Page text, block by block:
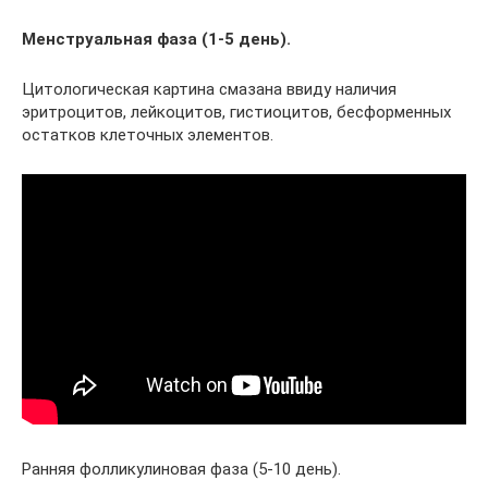
Менструальная фаза (1-5 день).
Цитологическая картина смазана ввиду наличия
эритроцитов, лейкоцитов, гистиоцитов, бесформенных
остатков клеточных элементов.
Ранняя фолликулиновая фаза (5-10 день).